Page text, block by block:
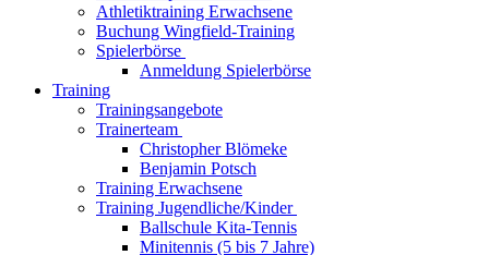
Athletiktraining Erwachsene
Buchung Wingfield-Training
Spielerbörse
Anmeldung Spielerbörse
Training
Trainingsangebote
Trainerteam
Christopher Blömeke
Benjamin Potsch
Training Erwachsene
Training Jugendliche/Kinder
Ballschule Kita-Tennis
Minitennis (5 bis 7 Jahre)